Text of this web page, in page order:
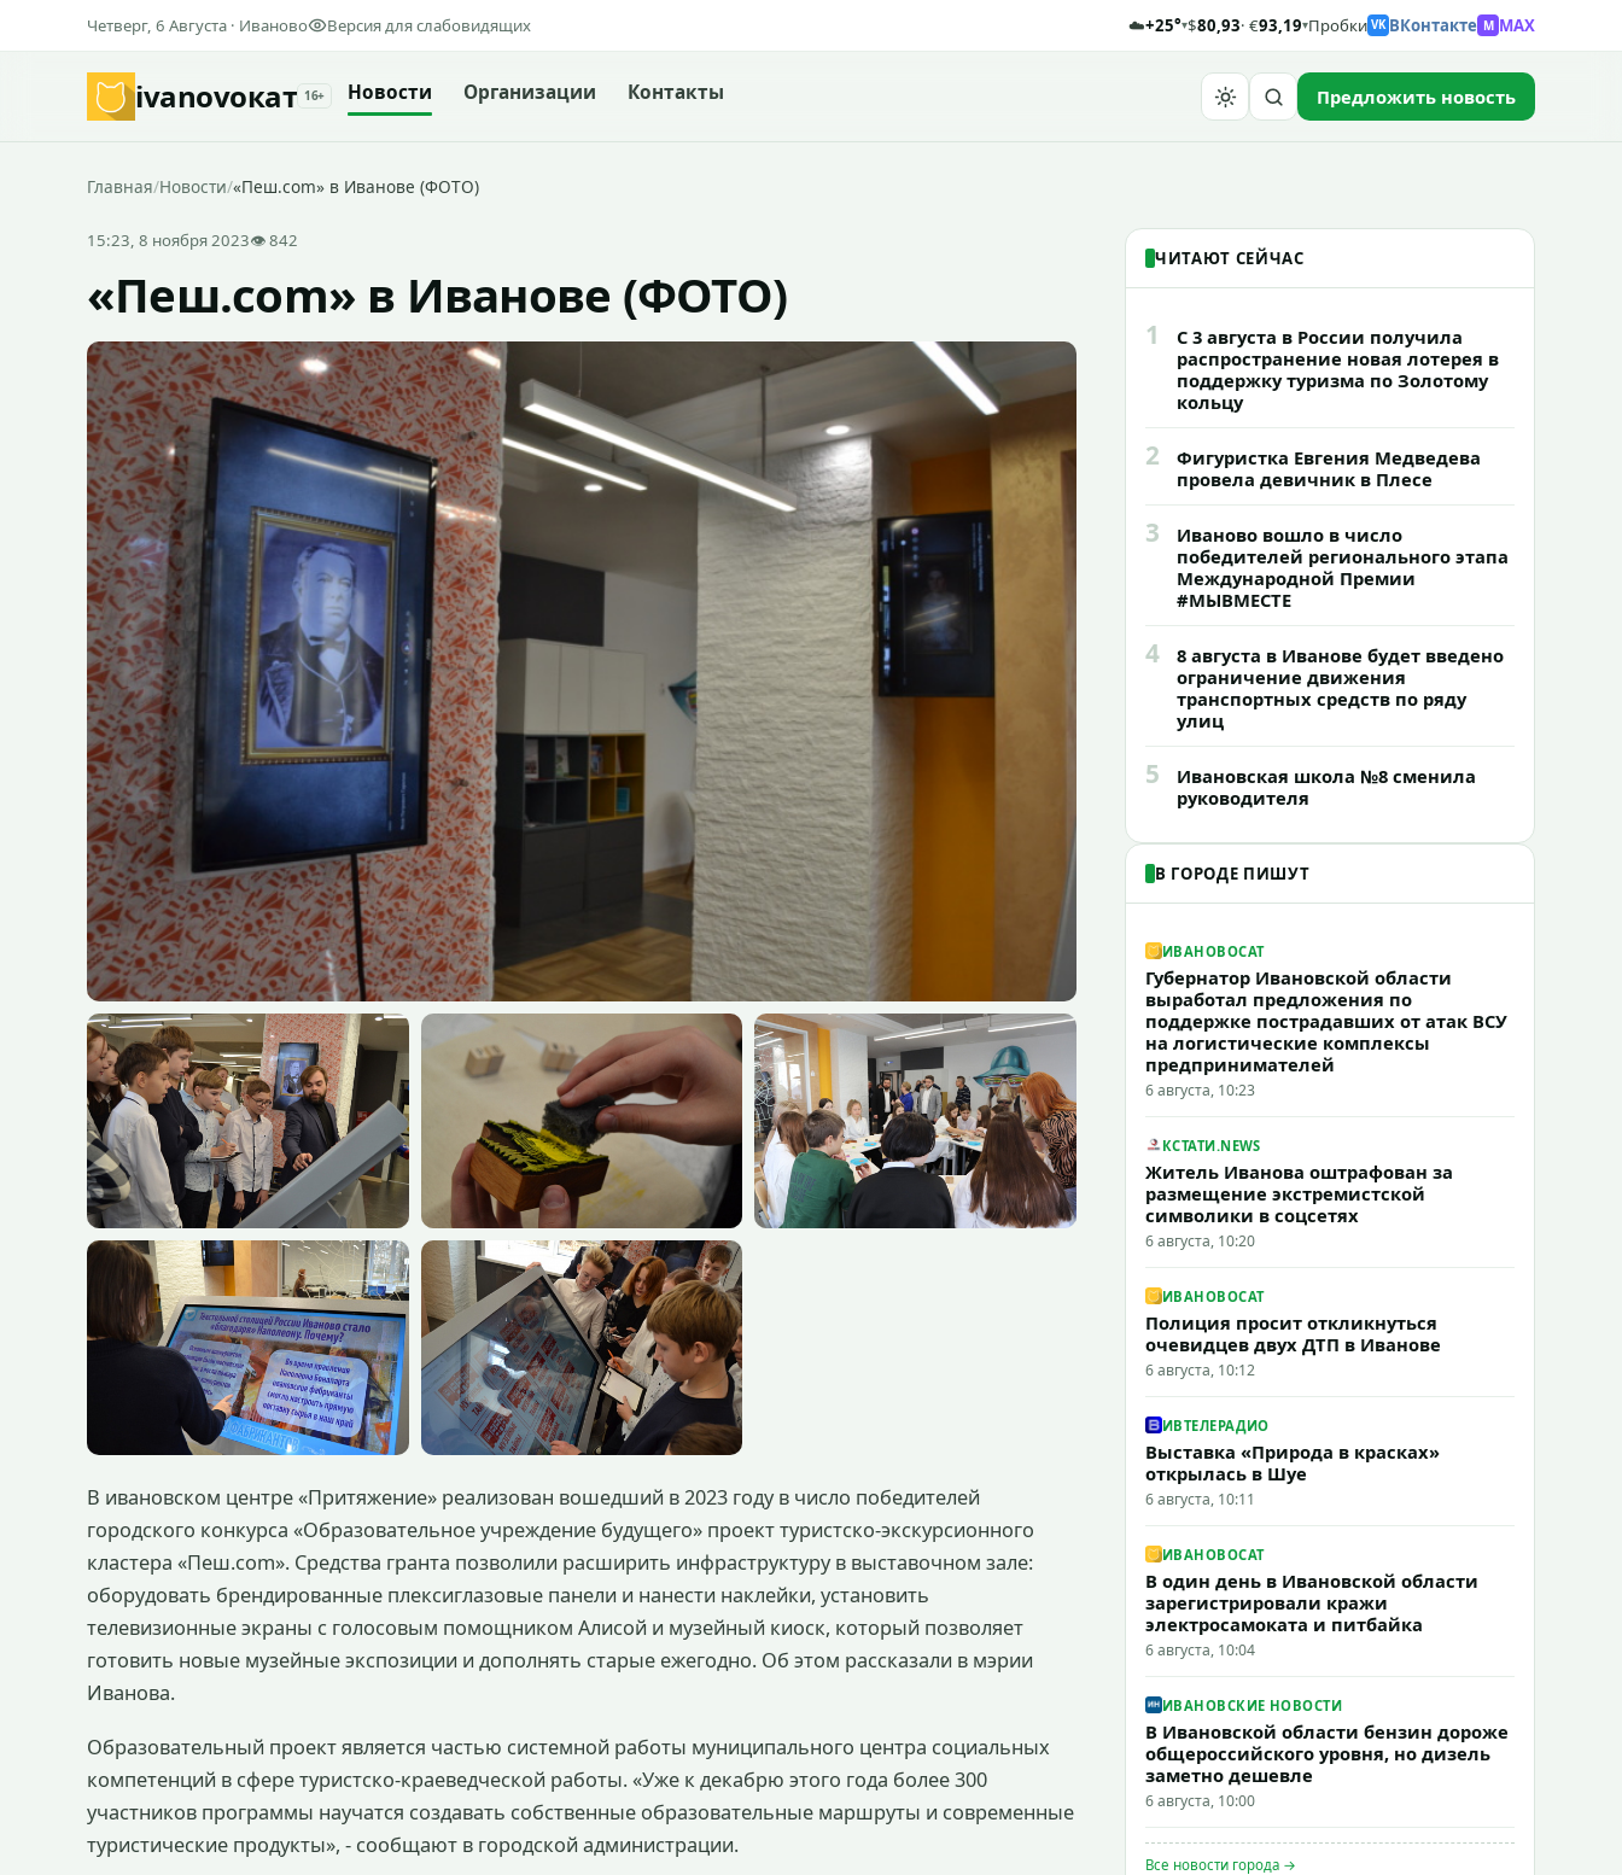
Четверг, 6 Августа · Иваново Версия для слабовидящих ☁️+25°▾$80,93· €93,19▾Пробки VK ВКонтакте M MAX
ivanovoкат 16+ Новости Организации Контакты Предложить новость
Главная/Новости/«Пеш.com» в Иванове (ФОТО)
15:23, 8 ноября 2023👁 842
«Пеш.com» в Иванове (ФОТО)
В ивановском центре «Притяжение» реализован вошедший в 2023 году в число победителей
городского конкурса «Образовательное учреждение будущего» проект туристско-экскурсионного
кластера «Пеш.com». Средства гранта позволили расширить инфраструктуру в выставочном зале:
оборудовать брендированные плексиглазовые панели и нанести наклейки, установить
телевизионные экраны с голосовым помощником Алисой и музейный киоск, который позволяет
готовить новые музейные экспозиции и дополнять старые ежегодно. Об этом рассказали в мэрии
Иванова.
Образовательный проект является частью системной работы муниципального центра социальных
компетенций в сфере туристско-краеведческой работы. «Уже к декабрю этого года более 300
участников программы научатся создавать собственные образовательные маршруты и современные
туристические продукты», - сообщают в городской администрации.
ЧИТАЮТ СЕЙЧАС
1
С 3 августа в России получила
распространение новая лотерея в
поддержку туризма по Золотому
кольцу
2
Фигуристка Евгения Медведева
провела девичник в Плесе
3
Иваново вошло в число
победителей регионального этапа
Международной Премии
#МЫВМЕСТЕ
4
8 августа в Иванове будет введено
ограничение движения
транспортных средств по ряду
улиц
5
Ивановская школа №8 сменила
руководителя
В ГОРОДЕ ПИШУТ
ИВАНОВОCAT
Губернатор Ивановской области
выработал предложения по
поддержке пострадавших от атак ВСУ
на логистические комплексы
предпринимателей
6 августа, 10:23
КСТАТИ.NEWS
Житель Иванова оштрафован за
размещение экстремистской
символики в соцсетях
6 августа, 10:20
ИВАНОВОCAT
Полиция просит откликнуться
очевидцев двух ДТП в Иванове
6 августа, 10:12
ИВТЕЛЕРАДИО
Выставка «Природа в красках»
открылась в Шуе
6 августа, 10:11
ИВАНОВОCAT
В один день в Ивановской области
зарегистрировали кражи
электросамоката и питбайка
6 августа, 10:04
ИВАНОВСКИЕ НОВОСТИ
В Ивановской области бензин дороже
общероссийского уровня, но дизель
заметно дешевле
6 августа, 10:00
Все новости города →